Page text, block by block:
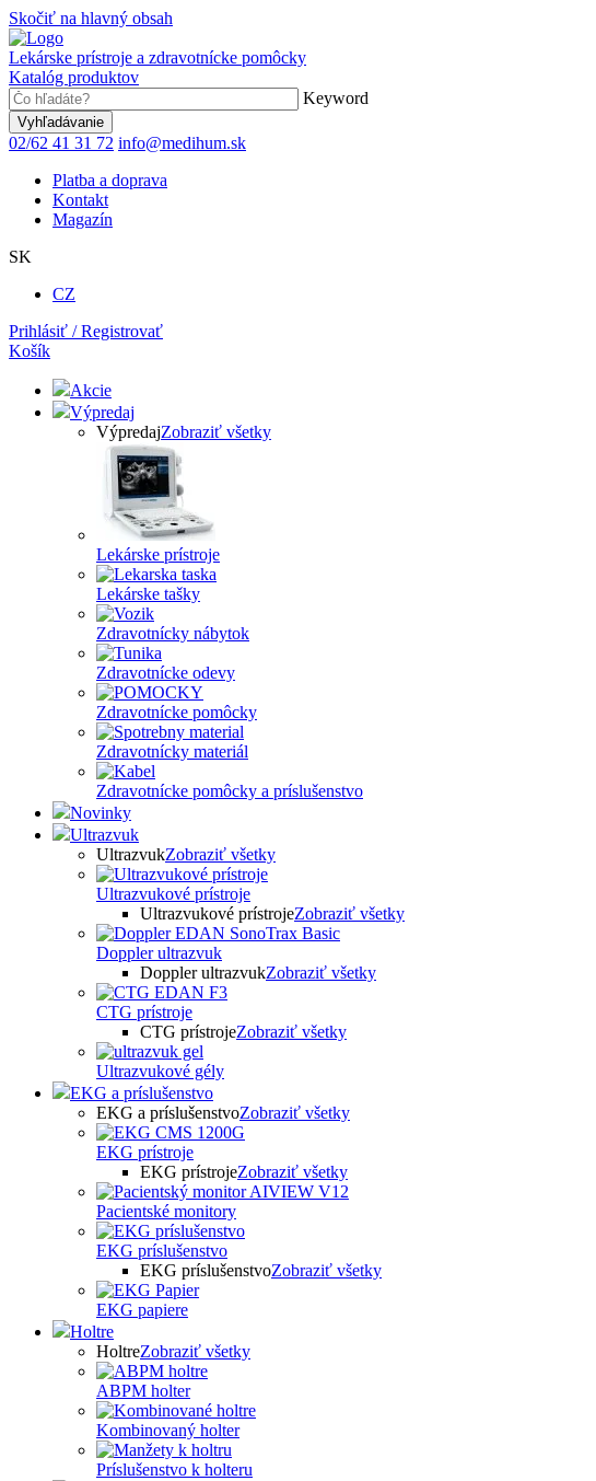
Skočiť na hlavný obsah
Lekárske prístroje a zdravotnícke pomôcky
Katalóg produktov
Keyword
02/62 41 31 72 info@medihum.sk
Platba a doprava
Kontakt
Magazín
SK
CZ
Prihlásiť / Registrovať
Košík
Akcie
Výpredaj
VýpredajZobraziť všetky
Lekárske prístroje
Lekárske tašky
Zdravotnícky nábytok
Zdravotnícke odevy
Zdravotnícke pomôcky
Zdravotnícky materiál
Zdravotnícke pomôcky a príslušenstvo
Novinky
Ultrazvuk
UltrazvukZobraziť všetky
Ultrazvukové prístroje
Ultrazvukové prístrojeZobraziť všetky
Doppler ultrazvuk
Doppler ultrazvukZobraziť všetky
CTG prístroje
CTG prístrojeZobraziť všetky
Ultrazvukové gély
EKG a príslušenstvo
EKG a príslušenstvoZobraziť všetky
EKG prístroje
EKG prístrojeZobraziť všetky
Pacientské monitory
EKG príslušenstvo
EKG príslušenstvoZobraziť všetky
EKG papiere
Holtre
HoltreZobraziť všetky
ABPM holter
Kombinovaný holter
Príslušenstvo k holteru